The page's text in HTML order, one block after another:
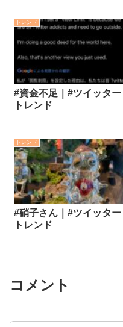
トレンド
#資金不足｜#ツイッター
トレンド
トレンド
#硝子さん｜#ツイッター
トレンド
コメント